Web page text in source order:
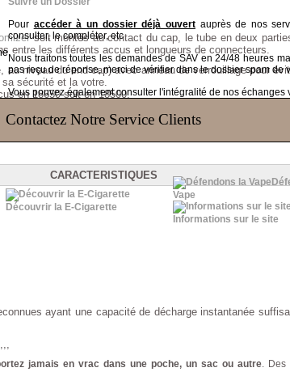
Pour accéder à un dossier déjà ouvertauprès de nos
consulter, le compléter, etc
Nous traitons toutes les demandes de SAV en 24/48 heures
pas reçu de réponse, merci de vérifier dans le dossier spam de
Vous pouvez également consulter l'intégralité de nos
Contactez Notre Service Clients
Découvrir la E-Cigarette
Vape
Informations sur le site
soit montés au contact du cap, le tube en deux
entre les différents accus et longueurs de connecteurs.
niveau du end cap) avec anneau de verrouillage pour
sécurité et la votre.
en 18650 soit en 18500,
exemplaire unique ;-)
CARACTERISTIQUES
ayant une capacité de décharge instantanée
jamais en vrac dans une poche, un sac ou autre. Des